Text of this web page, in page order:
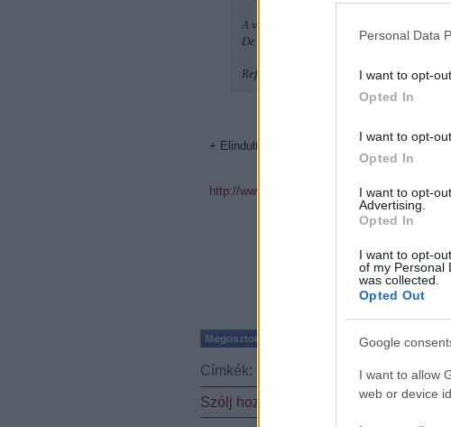
Personal Data
I want to opt-
Opted In
I want to opt-
Opted In
I want to opt-
Advertising.
Opted In
I want to opt-
of my Personal
was collected.
Opted Out
Google
I want to allow
web or device
A valóságnak gennye lassan csepeg
De kéjgáz nélkül fájdalmas lesz az illúziók
Ref.:
+ Elindult a banda májszpészes lapja. Úgy
http://www.myspace.com/dpp_punk
Címkék:
Szólj hozzá!